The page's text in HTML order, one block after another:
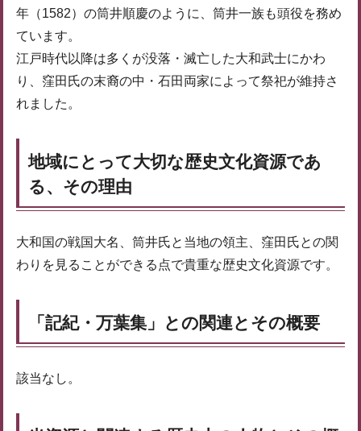
年（1582）の筒井順慶のように、筒井一族も頭役を務め
ています。
江戸時代以降は多くが没落・滅亡した大和武士にかわ
り、窪田氏の末裔の中・石田両家によって祭祀が維持さ
れました。
地域にとって大切な歴史文化資源であ
る、その理由
大和国の戦国大名、筒井氏と当地の領主、窪田氏との関
わりを見ることができる点で貴重な歴史文化資源です。
「記紀・万葉集」との関連とその概要
該当なし。